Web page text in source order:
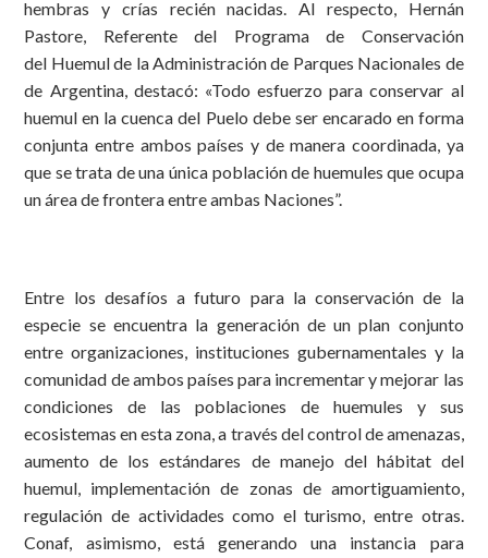
hembras y crías recién nacidas. Al respecto, Hernán
Pastore, Referente del Programa de Conservación
del Huemul de la Administración de Parques Nacionales de
de Argentina, destacó: «Todo esfuerzo para conservar al
huemul en la cuenca del Puelo debe ser encarado en forma
conjunta entre ambos países y de manera coordinada, ya
que se trata de una única población de huemules que ocupa
un área de frontera entre ambas Naciones”.
Entre los desafíos a futuro para la conservación de la
especie se encuentra la generación de un plan conjunto
entre organizaciones, instituciones gubernamentales y la
comunidad de ambos países para incrementar y mejorar las
condiciones de las poblaciones de huemules y sus
ecosistemas en esta zona, a través del control de amenazas,
aumento de los estándares de manejo del hábitat del
huemul, implementación de zonas de amortiguamiento,
regulación de actividades como el turismo, entre otras.
Conaf, asimismo, está generando una instancia para